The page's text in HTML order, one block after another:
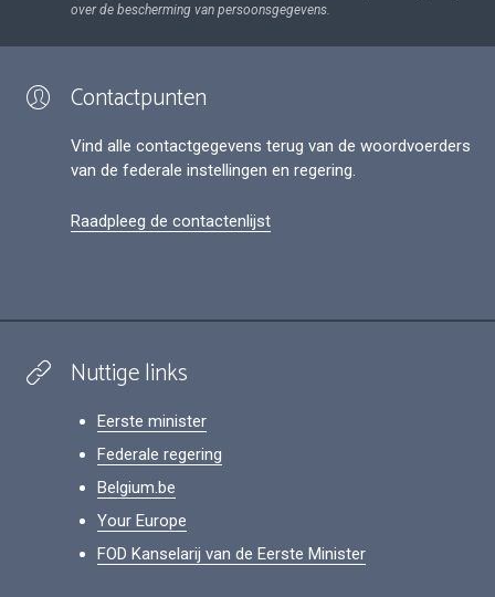
over de bescherming van persoonsgegevens.
Contactpunten
Vind alle contactgegevens terug van de woordvoerders
van de federale instellingen en regering.
Raadpleeg de contactenlijst
Nuttige links
Eerste minister
Federale regering
Belgium.be
Your Europe
FOD Kanselarij van de Eerste Minister